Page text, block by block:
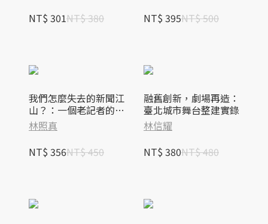
NT$ 301NT$ 380
NT$ 395NT$ 500
我們怎麼失去的新聞江
山？：一個老記者的心
靈戰場
林照真
NT$ 356NT$ 450
融舊創新，劇場再造：
臺北城市舞台整建實錄
林信耀
NT$ 380NT$ 480